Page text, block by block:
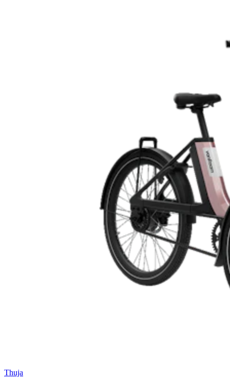
Thuja